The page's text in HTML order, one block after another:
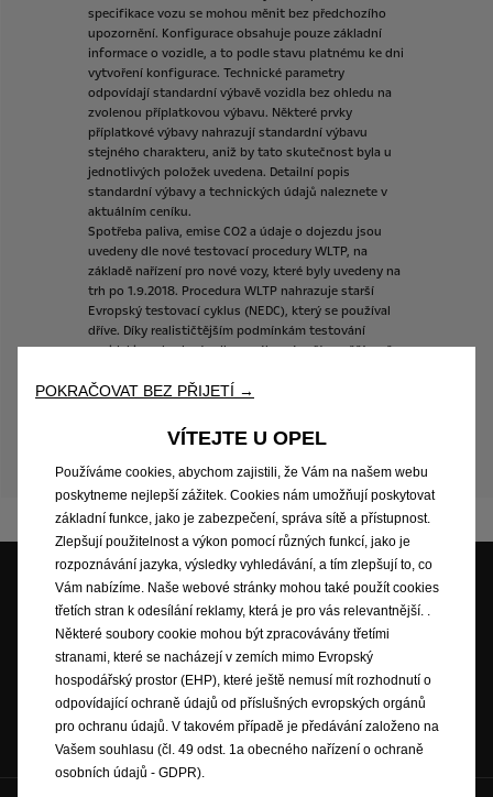
specifikace vozu se mohou měnit bez předchozího
upozornění. Konfigurace obsahuje pouze základní
informace o vozidle, a to podle stavu platnému ke dni
vytvoření konfigurace. Technické parametry
odpovídají standardní výbavě vozidla bez ohledu na
zvolenou příplatkovou výbavu. Některé prvky
příplatkové výbavy nahrazují standardní výbavu
stejného charakteru, aniž by tato skutečnost byla u
jednotlivých položek uvedena. Detailní popis
standardní výbavy a technických údajů naleznete v
aktuálním ceníku.
Spotřeba paliva, emise CO2 a údaje o dojezdu jsou
uvedeny dle nové testovací procedury WLTP, na
základě nařízení pro nové vozy, které byly uvedeny na
trh po 1.9.2018. Procedura WLTP nahrazuje starší
Evropský testovací cyklus (NEDC), který se používal
dříve. Díky realističtějším podmínkám testování
vozidel jsou hodnoty dle nového výpočtu vyšší, než
CO2 a dojezdová vzdálenost
pneumatikách, venkovní teplotě nebo nastavení
topení ve vozidle. Pro aktuální informace
prosím navštivte prodejce vozů Opel.
Cenová nabídka Testovací jízda Skladové vozy
Ceníky a katalogy
Objednat se na
servis
POKRAČOVAT BEZ PŘIJETÍ →
VÍTEJTE U OPEL
Používáme cookies, abychom zajistili, že Vám na našem webu
poskytneme nejlepší zážitek. Cookies nám umožňují poskytovat
základní funkce, jako je zabezpečení, správa sítě a přístupnost.
Zlepšují použitelnost a výkon pomocí různých funkcí, jako je
rozpoznávání jazyka, výsledky vyhledávání, a tím zlepšují to, co
Vám nabízíme. Naše webové stránky mohou také použít cookies
třetích stran k odesílání reklamy, která je pro vás relevantnější. .
Některé soubory cookie mohou být zpracovávány třetími
stranami, které se nacházejí v zemích mimo Evropský
hospodářský prostor (EHP), které ještě nemusí mít rozhodnutí o
odpovídající ochraně údajů od příslušných evropských orgánů
pro ochranu údajů. V takovém případě je předávání založeno na
Vašem souhlasu (čl. 49 odst. 1a obecného nařízení o ochraně
osobních údajů - GDPR).